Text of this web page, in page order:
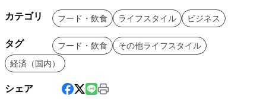
カテゴリ フード・飲食 ライフスタイル ビジネス
タグ フード・飲食
その他ライフスタイル
経済（国内）
シェア